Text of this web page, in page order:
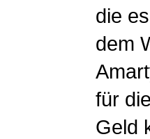
die
dem
für
Geld